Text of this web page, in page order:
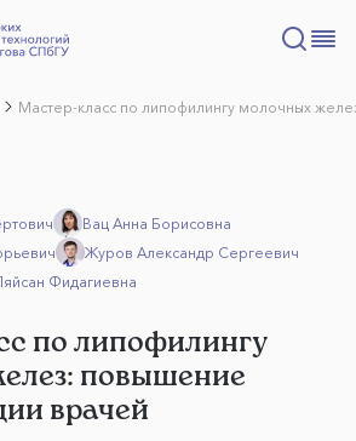
Мастер-класс по липофилингу молочных
Вац Анна Борисовна
Журов Александр Сергеевич
Фидагиевна
по липофилингу
повышение
врачей